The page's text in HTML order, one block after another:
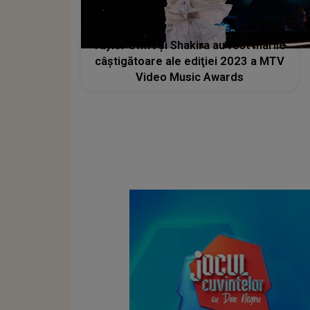
Taylor Swift şi Shakira au fost marile
câştigătoare ale ediţiei 2023 a MTV
Video Music Awards